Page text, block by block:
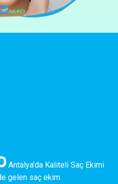
Antalya’da Kaliteli Saç Ekimi
gelen saç ekim